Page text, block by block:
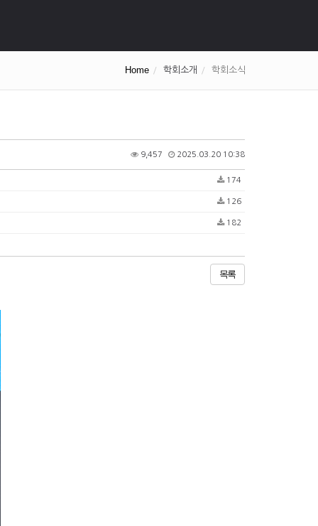
Home 학회소개 학회소식
9,457 2025.03.20 10:38
174
126
182
목록